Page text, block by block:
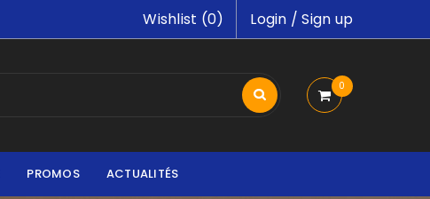
Login /Sign up
Wishlist (0)
0
PROMOS ACTUALITÉS